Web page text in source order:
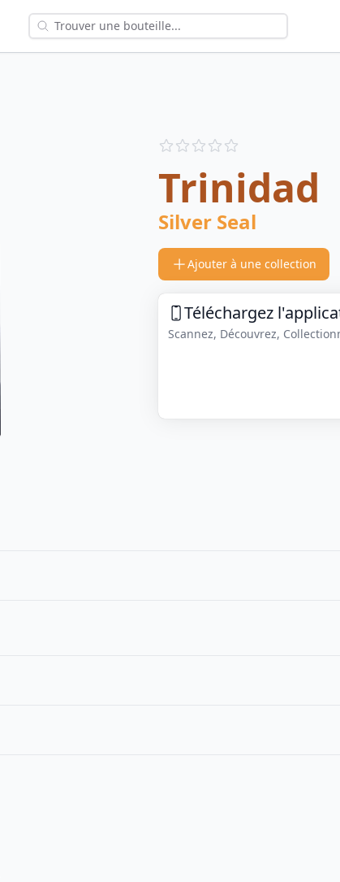
Reviews
Trinidad
Silver Seal
Ajouter à une collection
Téléchargez
Scannez, Découvrez,